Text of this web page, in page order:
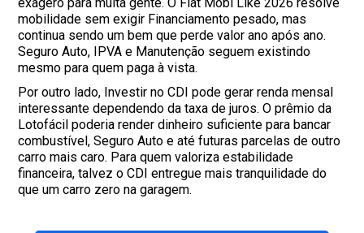
mobilidade sem exigir Financiamento pesado, mas
continua sendo um bem que perde valor ano após ano.
Seguro Auto, IPVA e Manutenção seguem existindo
mesmo para quem paga à vista.
Por outro lado, Investir no CDI pode gerar renda mensal
interessante dependendo da taxa de juros. O prêmio da
Lotofácil poderia render dinheiro suficiente para bancar
combustível, Seguro Auto e até futuras parcelas de outro
carro mais caro. Para quem valoriza estabilidade
financeira, talvez o CDI entregue mais tranquilidade do
que um carro zero na garagem.